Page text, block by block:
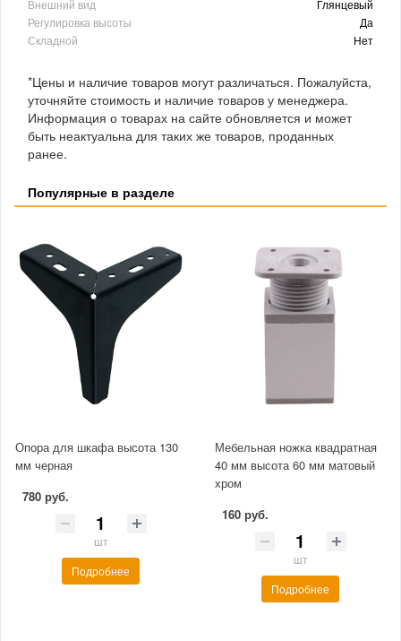
Внешний вид
Глянцевый
Регулировка высоты
Да
Складной
Нет
*Цены и наличие товаров могут различаться. Пожалуйста,
уточняйте стоимость и наличие товаров у менеджера.
Информация о товарах на сайте обновляется и может
быть неактуальна для таких же товаров, проданных
ранее.
Популярные в разделе
Опора для шкафа высота 130
мм черная
780 руб.
шт
Подробнее
Мебельная ножка квадратная
40 мм высота 60 мм матовый
хром
160 руб.
шт
Подробнее